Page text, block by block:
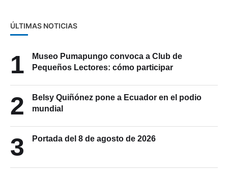
ÚLTIMAS NOTICIAS
1
Museo Pumapungo convoca a Club de
Pequeños Lectores: cómo participar
2
Belsy Quiñónez pone a Ecuador en el podio
mundial
3 Portada del 8 de agosto de 2026